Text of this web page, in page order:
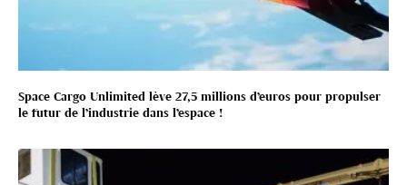
Space Cargo Unlimited lève 27,5 millions d’euros pour propulser
le futur de l’industrie dans l’espace !